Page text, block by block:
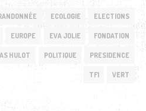
ECOLOGIE ELECTIONS
EUROPE EVA JOLIE FONDATION
HULOT POLITIQUE PRESIDENCE
TF1 VERT